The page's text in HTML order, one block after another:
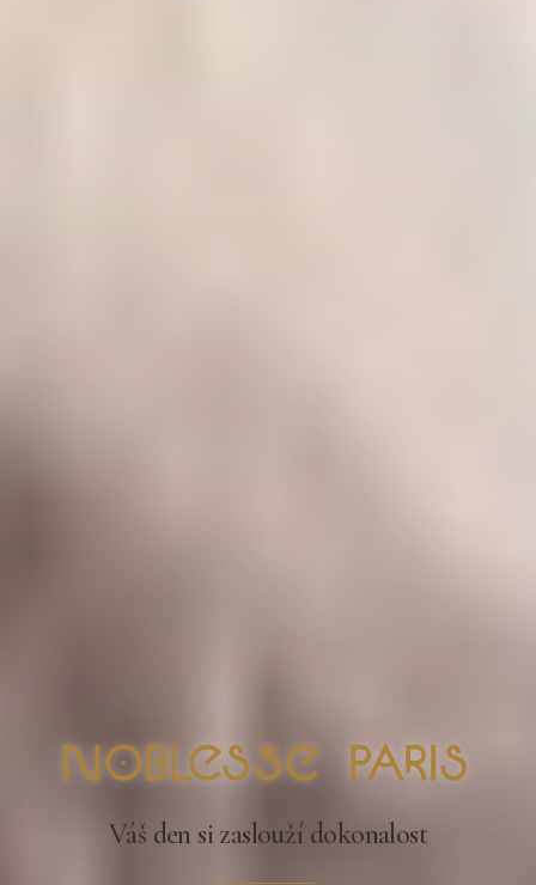
nOblesse Paris
Váš den si zaslouží dokonalost